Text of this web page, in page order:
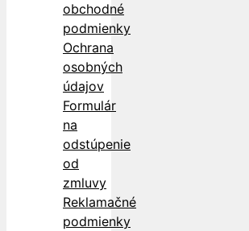
obchodné
podmienky
Ochrana
osobných
údajov
Formulár
na
odstúpenie
od
zmluvy
Reklamačné
podmienky